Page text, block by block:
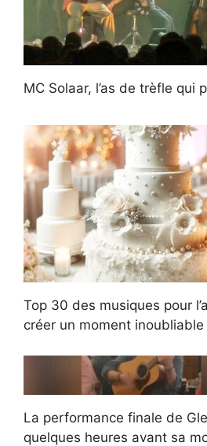
MC Solaar, l’as de trèfle qui
Top 30 des musiques pour
créer un moment
La performance finale de
quelques heures avant sa